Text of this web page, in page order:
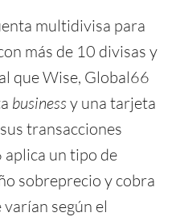
multidivisa para
más de 10 divisas y
que Wise, Global66
businessy una tarjeta
transacciones
un tipo de
sobreprecio y cobra
según el